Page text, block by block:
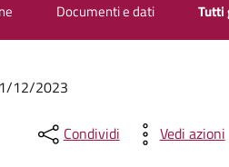
Documenti e dati Tutti
12/2023
Condividi Vedi azioni